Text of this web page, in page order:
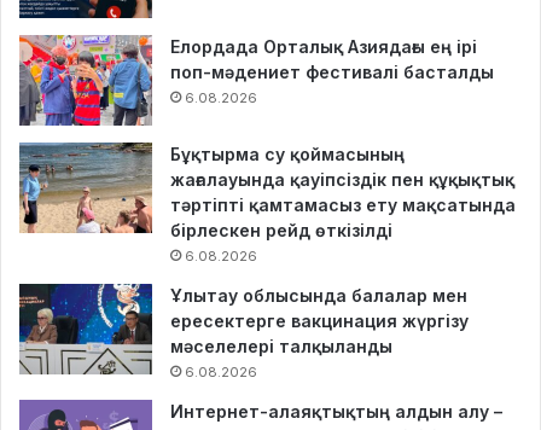
Елордада Орталық Азиядағы ең ірі
поп-мәдениет фестивалі басталды
6.08.2026
Бұқтырма су қоймасының
жағалауында қауіпсіздік пен құқықтық
тәртіпті қамтамасыз ету мақсатында
бірлескен рейд өткізілді
6.08.2026
Ұлытау облысында балалар мен
ересектерге вакцинация жүргізу
мәселелері талқыланды
6.08.2026
Интернет-алаяқтықтың алдын алу –